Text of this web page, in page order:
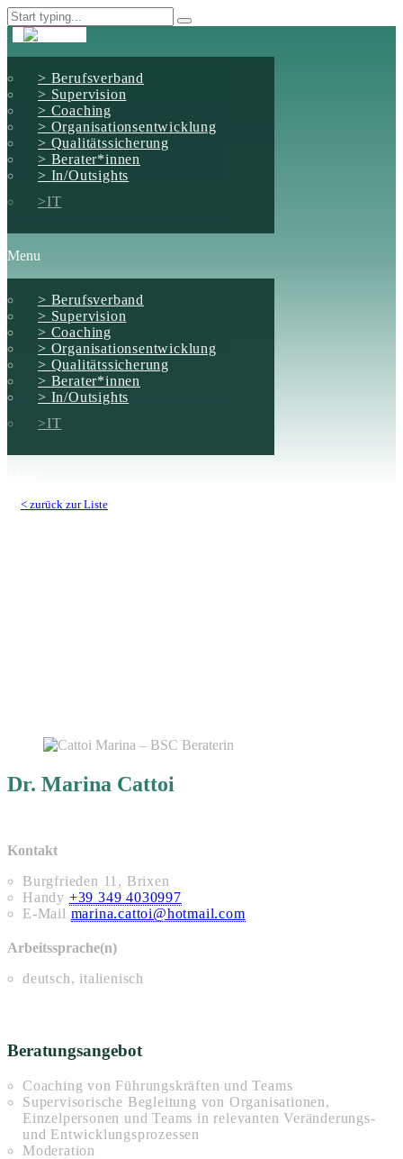
Berufsverband
Supervision
Coaching
Organisationsentwicklung
Qualitätssicherung
Berater*innen
In/Outsights
IT
Menu
Berufsverband
Supervision
Coaching
Organisationsentwicklung
Qualitätssicherung
Berater*innen
In/Outsights
IT
< zurück zur Liste
Dr. Marina Cattoi
Kontakt
Burgfrieden 11, Brixen
Handy +39 349 4030997
E-Mail marina.cattoi@hotmail.com
Arbeitssprache(n)
deutsch, italienisch
Beratungsangebot
Coaching von Führungskräften und Teams
Supervisorische Begleitung von Organisationen,
Einzelpersonen und Teams in relevanten Veränderungs-
und Entwicklungsprozessen
Moderation